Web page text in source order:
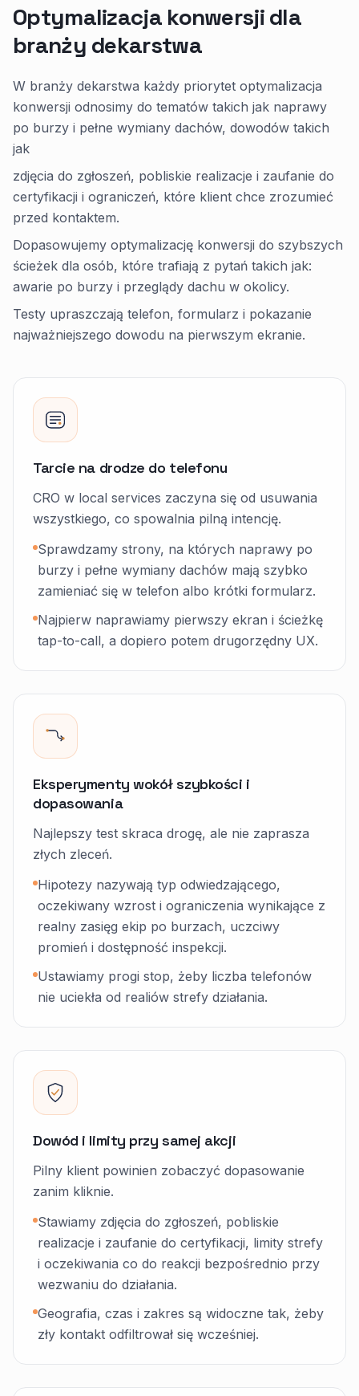
Optymalizacja konwersji dla
branży dekarstwa
W branży dekarstwa każdy priorytet optymalizacja
konwersji odnosimy do tematów takich jak naprawy
po burzy i pełne wymiany dachów, dowodów takich
jak
zdjęcia do zgłoszeń, pobliskie realizacje i zaufanie do
certyfikacji i ograniczeń, które klient chce zrozumieć
przed kontaktem.
Dopasowujemy optymalizację konwersji do szybszych
ścieżek dla osób, które trafiają z pytań takich jak:
awarie po burzy i przeglądy dachu w okolicy.
Testy upraszczają telefon, formularz i pokazanie
najważniejszego dowodu na pierwszym ekranie.
Tarcie na drodze do telefonu
CRO w local services zaczyna się od usuwania
wszystkiego, co spowalnia pilną intencję.
Sprawdzamy strony, na których naprawy po
burzy i pełne wymiany dachów mają szybko
zamieniać się w telefon albo krótki formularz.
Najpierw naprawiamy pierwszy ekran i ścieżkę
tap-to-call, a dopiero potem drugorzędny UX.
Eksperymenty wokół szybkości i
dopasowania
Najlepszy test skraca drogę, ale nie zaprasza
złych zleceń.
Hipotezy nazywają typ odwiedzającego,
oczekiwany wzrost i ograniczenia wynikające z
realny zasięg ekip po burzach, uczciwy
promień i dostępność inspekcji.
Ustawiamy progi stop, żeby liczba telefonów
nie uciekła od realiów strefy działania.
Dowód i limity przy samej akcji
Pilny klient powinien zobaczyć dopasowanie
zanim kliknie.
Stawiamy zdjęcia do zgłoszeń, pobliskie
realizacje i zaufanie do certyfikacji, limity strefy
i oczekiwania co do reakcji bezpośrednio przy
wezwaniu do działania.
Geografia, czas i zakres są widoczne tak, żeby
zły kontakt odfiltrował się wcześniej.